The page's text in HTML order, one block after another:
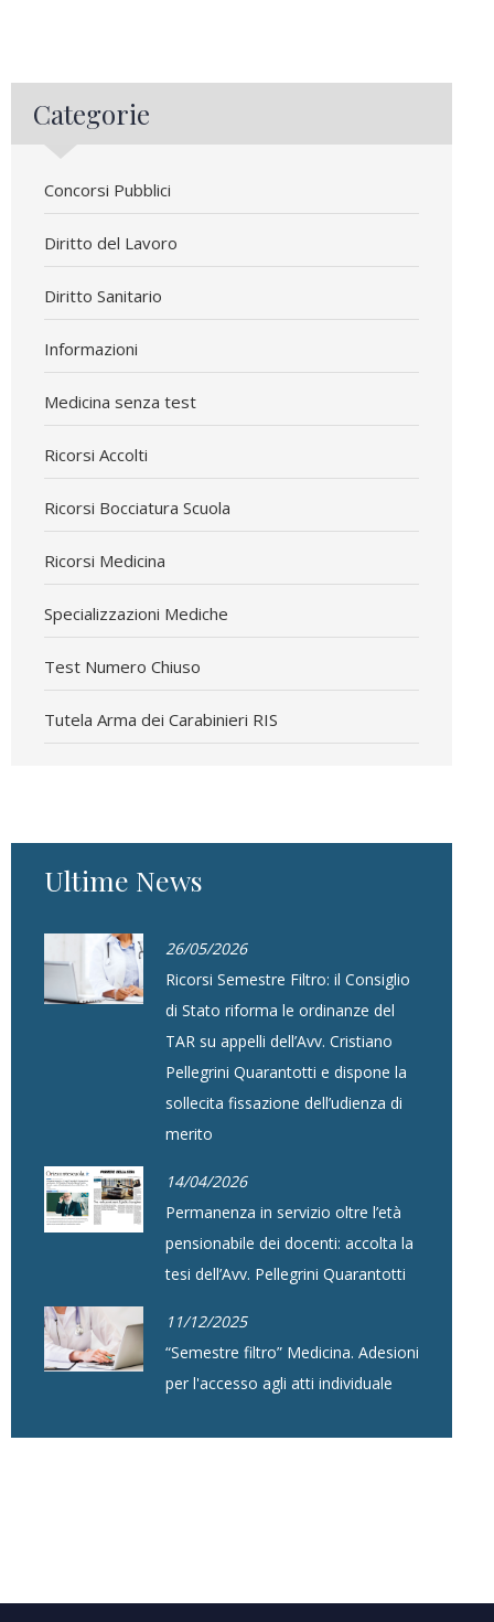
Categorie
Concorsi Pubblici
Diritto del Lavoro
Diritto Sanitario
Informazioni
Medicina senza test
Ricorsi Accolti
Ricorsi Bocciatura Scuola
Ricorsi Medicina
Specializzazioni Mediche
Test Numero Chiuso
Tutela Arma dei Carabinieri RIS
Ultime News
26/05/2026
Ricorsi Semestre Filtro: il Consiglio
di Stato riforma le ordinanze del
TAR su appelli dell’Avv. Cristiano
Pellegrini Quarantotti e dispone la
sollecita fissazione dell’udienza di
merito
14/04/2026
Permanenza in servizio oltre l’età
pensionabile dei docenti: accolta la
tesi dell’Avv. Pellegrini Quarantotti
11/12/2025
“Semestre filtro” Medicina. Adesioni
per l'accesso agli atti individuale